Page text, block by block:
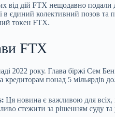
від дій FTX нещодавно подали
в єдиний колективний позов
токен FTX.
FTX
2022 року. Глава біржі Сем
понад 5 мільярдів
Ця новина є важливою для всіх,
стежити за рішенням суду